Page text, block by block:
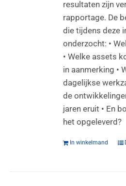
resultaten zijn
rapportage. De
die tijdens deze
onderzocht: •
• Welke assets
in aanmerking •
dagelijkse
de
jaren eruit • En
het opgeleverd?
In winkelmand